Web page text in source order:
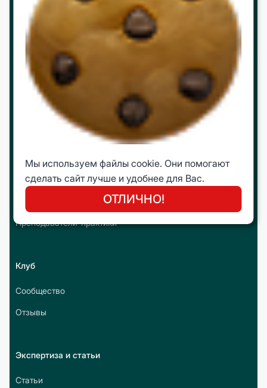
Программы
МВА
mini МВА
Корпоративное обучение
Интеллектуальные путешествия
Молодежная Бизнес Лига (МБЛ)
Преподаватели-практики
Клуб
Сообщество
Отзывы
Экспертиза и статьи
Статьи
Мы используем файлы cookie. Они помогают
сделать сайт лучше и удобнее для Вас.
ОТЛИЧНО!